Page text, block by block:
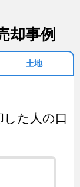
却事例
土地
した人の口